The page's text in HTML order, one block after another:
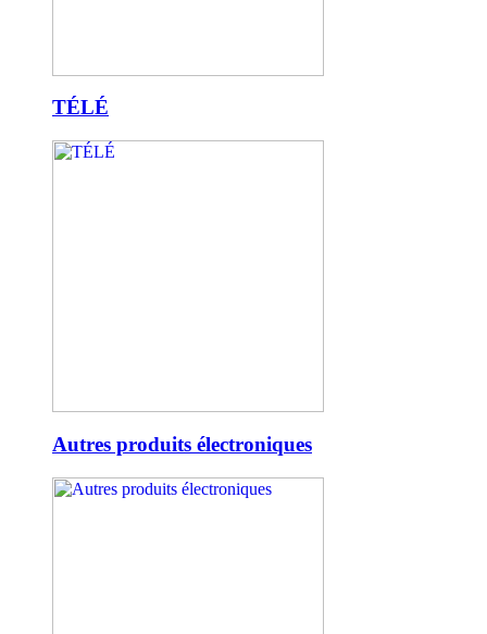
TÉLÉ
Autres produits électroniques